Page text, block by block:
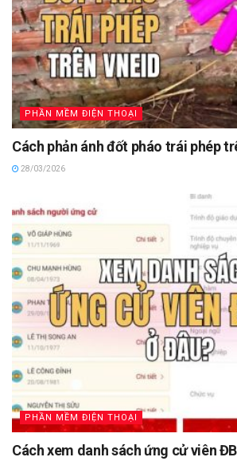
PHẦN MỀM ĐIỆN THOẠI
Cách phản ánh đốt pháo trái phép
28/03/2026
PHẦN MỀM ĐIỆN THOẠI
Cách xem danh sách ứng cử viên